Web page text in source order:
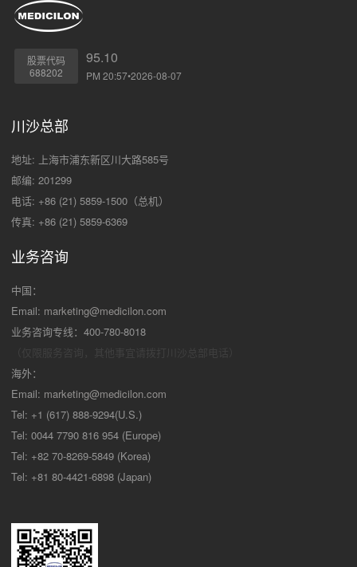
股票代码
688202
95.10
PM 20:57•2026-08-07
川沙总部
地址: 上海市浦东新区川大路585号
邮编: 201299
电话: +86 (21) 5859-1500（总机）
传真: +86 (21) 5859-6369
业务咨询
中国：
Email: marketing@medicilon.com
业务咨询专线：400-780-8018
海外：
Email: marketing@medicilon.com
Tel: +1 (617) 888-9294(U.S.)
Tel: 0044 7790 816 954 (Europe)
Tel: +82 70-8269-5849 (Korea)
Tel: +81 80-4421-6898 (Japan)